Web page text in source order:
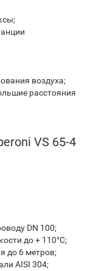
воздуха;
расстояния
VS 65-4
DN 100;
до + 110°C;
до 6 метров;
AISI 304;